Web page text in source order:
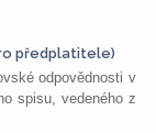
předplatitele)
odpovědnosti v
spisu, vedeného z